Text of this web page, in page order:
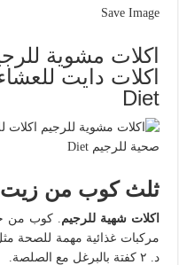
Save Image
اكلات مشوية
اكلات دايت
Diet
ثلث كوب من زيت
اكلات شهية للرجيم . كوب من
د. ٢ كفتة بالبرغل مع الصلصة.